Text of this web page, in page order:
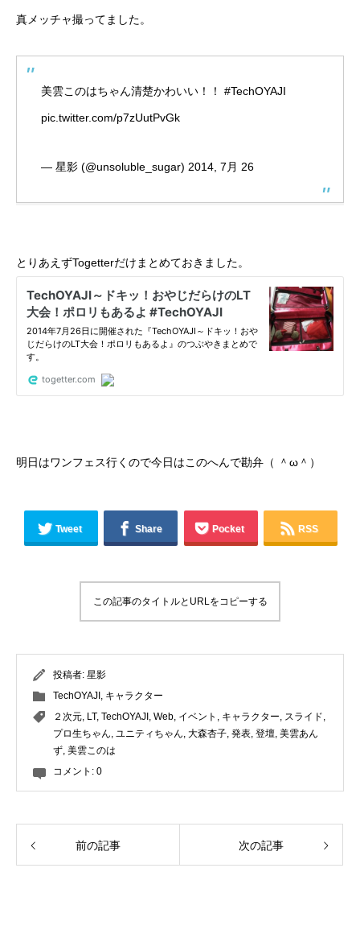
真メッチャ撮ってました。
美雲このはちゃん清楚かわいい！！ #TechOYAJI
pic.twitter.com/p7zUutPvGk
— 星影 (@unsoluble_sugar) 2014, 7月 26
とりあえずTogetterだけまとめておきました。
明日はワンフェス行くので今日はこのへんで勘弁（ ＾ω＾）
Tweet Share Pocket RSS
この記事のタイトルとURLをコピーする
投稿者: 星影
TechOYAJI , キャラクター
２次元, LT, TechOYAJI , Web, イベント , キャラクター, スライド,
プロ生ちゃん, ユニティちゃん, 大森杏子, 発表, 登壇, 美雲あん
ず, 美雲このは
コメント: 0
前の記事 次の記事